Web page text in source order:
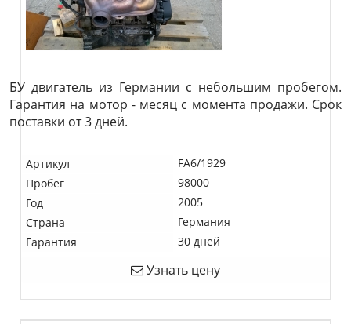
БУ двигатель из Германии с небольшим пробегом.
Гарантия на мотор - месяц с момента продажи. Срок
поставки от 3 дней.
Артикул
FA6/1929
Пробег
98000
Год
2005
Страна
Германия
Гарантия
30 дней
Узнать цену